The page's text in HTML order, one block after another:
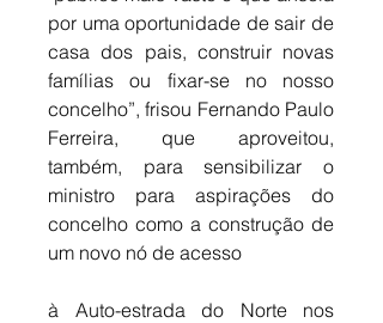
por uma oportunidade de sair de
casa dos pais, construir novas
famílias ou fixar-se no nosso
concelho”, frisou Fernando Paulo
também, para sensibilizar o
ministro para aspirações do
concelho como a construção de
um novo nó de acesso
à Auto-estrada do Norte nos